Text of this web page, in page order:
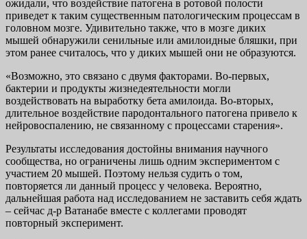
ожидали, что воздействие патогена в ротовой полости
приведет к таким существенным патологическим процессам в
головном мозге. Удивительно также, что в мозге диких
мышей обнаружили сенильные или амилоидные бляшки, при
этом ранее считалось, что у диких мышей они не образуются.
«Возможно, это связано с двумя факторами. Во-первых,
бактерии и продукты жизнедеятельности могли
воздействовать на выработку бета амилоида. Во-вторых,
длительное воздействие пародонтального патогена привело к
нейровоспалению, не связанному с процессами старения».
Результаты исследования достойны внимания научного
сообщества, но ограничены лишь одним экспериментом с
участием 20 мышей. Поэтому нельзя судить о том,
повторяется ли данный процесс у человека. Вероятно,
дальнейшая работа над исследованием не заставить себя ждать
– сейчас д-р Ватанабе вместе с коллегами проводят
повторный эксперимент.